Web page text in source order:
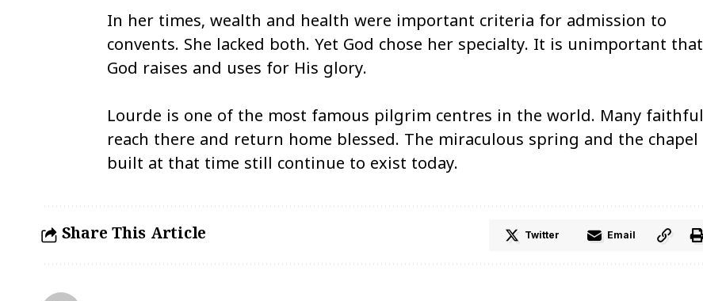
In her times, wealth and health were important criteria for admission to
convents. She lacked both. Yet God chose her specialty. It is unimportant that
God raises and uses for His glory.
Lourde is one of the most famous pilgrim centres in the world. Many faithful
reach there and return home blessed. The miraculous spring and the chapel
built at that time still continue to exist today.
Share This Article Twitter Email